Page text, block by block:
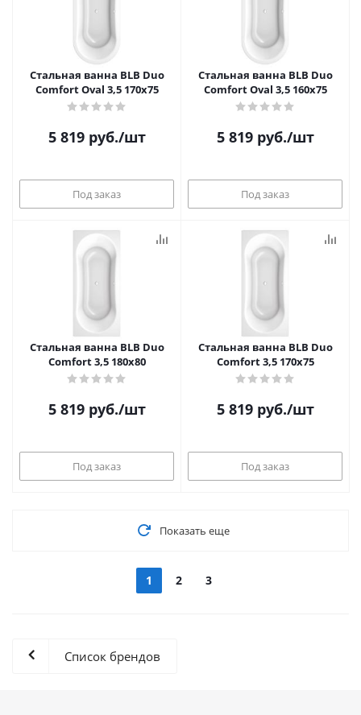
Стальная ванна BLB Duo
Comfort Oval 3,5 170x75
5 819руб./шт
Под заказ
Стальная ванна BLB Duo
Comfort Oval 3,5 160x75
5 819руб./шт
Под заказ
Стальная ванна BLB Duo
Comfort 3,5 180x80
5 819руб./шт
Под заказ
Стальная ванна BLB Duo
Comfort 3,5 170x75
5 819руб./шт
Под заказ
Показать еще
1 2 3
Список брендов